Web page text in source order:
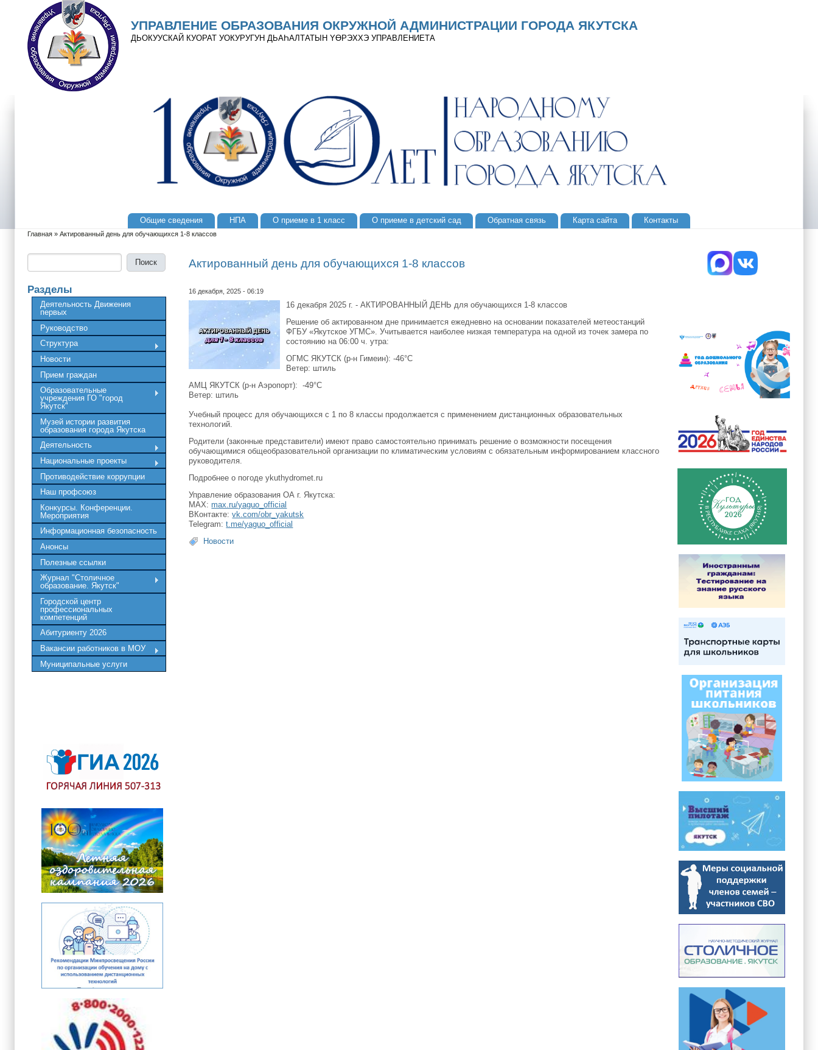
Перейти к основному содержанию
Skip to search
УПРАВЛЕНИЕ ОБРАЗОВАНИЯ ОКРУЖНОЙ АДМИНИСТРАЦИИ ГОРОДА ЯКУТСКА
ДЬОКУУСКАЙ КУОРАТ УОКУРУГУН ДЬАҺАЛТАТЫН YӨРЭХХЭ УПРАВЛЕНИЕТА
Общие сведения НПА О приеме в 1 класс О приеме в детский сад Обратная связь Карта сайта Контакты
Вы здесь
Главная » Актированный день для обучающихся 1-8 классов
Разделы
Деятельность Движения
первых
Руководство
Структура
Новости
Прием граждан
Образовательные
учреждения ГО "город
Якутск"
Музей истории развития
образования города Якутска
Деятельность
Национальные проекты
Противодействие коррупции
Наш профсоюз
Конкурсы. Конференции.
Мероприятия
Информационная безопасность
Анонсы
Полезные ссылки
Журнал "Столичное
образование. Якутск"
Городской центр
профессиональных
компетенций
Абитуриенту 2026
Вакансии работников в МОУ
Муниципальные услуги
Актированный день для обучающихся 1-8 классов
16 декабря, 2025 - 06:19
16 декабря 2025 г. - АКТИРОВАННЫЙ ДЕНЬ для обучающихся 1-8 классов
Решение об актированном дне принимается ежедневно на основании показателей метеостанций
ФГБУ «Якутское УГМС». Учитывается наиболее низкая температура на одной из точек замера по
состоянию на 06:00 ч. утра:
ОГМС ЯКУТСК (р-н Гимеин): -46°C
Ветер: штиль
АМЦ ЯКУТСК (р-н Аэропорт): -49°C
Ветер: штиль
Учебный процесс для обучающихся с 1 по 8 классы продолжается с применением дистанционных образовательных
технологий.
Родители (законные представители) имеют право самостоятельно принимать решение о возможности посещения
обучающимися общеобразовательной организации по климатическим условиям с обязательным информированием классного
руководителя.
Подробнее о погоде ykuthydromet.ru
Управление образования ОА г. Якутска:
MAX:max.ru/yaguo_official
ВКонтакте:vk.com/obr_yakutsk
Telegram:t.me/yaguo_official
Новости